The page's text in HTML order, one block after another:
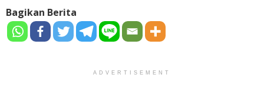
Bagikan Berita
ADVERTISEMENT